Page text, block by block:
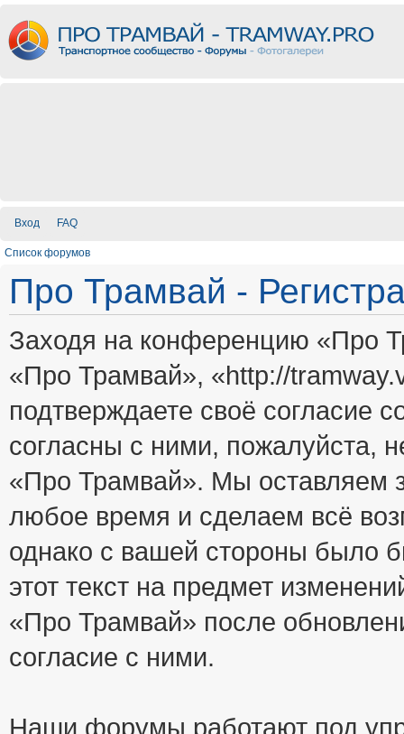
Вход FAQ
Список форумов
Про Трамвай -
Заходя на конференцию «Про
«Про Трамвай», «http://
подтверждаете своё
согласны с ними, пожалуйста,
«Про Трамвай». Мы оставляем
любое время и сделаем всё
однако с вашей стороны было
этот текст на предмет
«Про Трамвай» после
согласие с ними.
Наши форумы работают под